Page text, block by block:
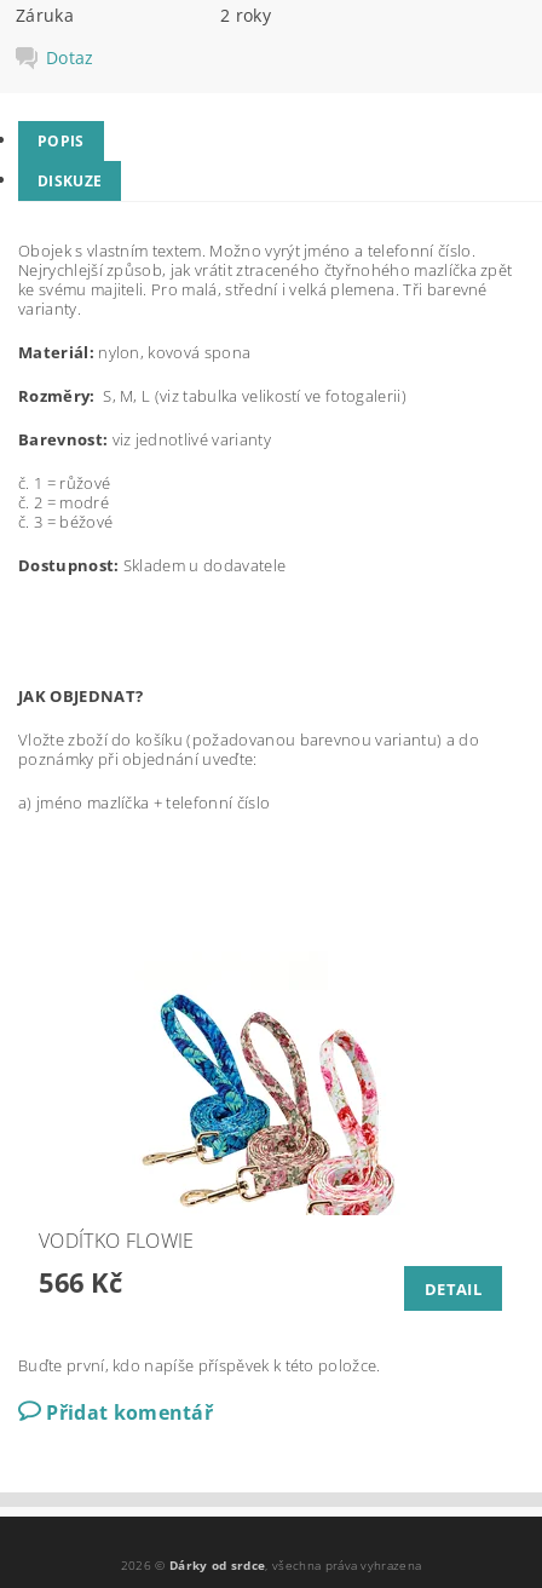
Záruka
2 roky
Dotaz
POPIS
DISKUZE
Obojek s vlastním textem. Možno vyrýt jméno a telefonní číslo.
Nejrychlejší způsob, jak vrátit ztraceného čtyřnohého mazlíčka zpět
ke svému majiteli. Pro malá, střední i velká plemena. Tři barevné
varianty.
Materiál: nylon, kovová spona
Rozměry: S, M, L (viz tabulka velikostí ve fotogalerii)
Barevnost: viz jednotlivé varianty
č. 1 = růžové
č. 2 = modré
č. 3 = béžové
Dostupnost: Skladem u dodavatele
JAK OBJEDNAT?
Vložte zboží do košíku (požadovanou barevnou variantu) a do
poznámky při objednání uveďte:
a) jméno mazlíčka + telefonní číslo
VODÍTKO FLOWIE
566 Kč DETAIL
Buďte první, kdo napíše příspěvek k této položce.
Přidat komentář
2026 © Dárky od srdce, všechna práva vyhrazena